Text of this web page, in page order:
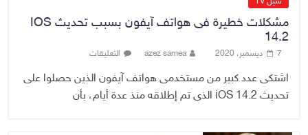
مشكلات خطيرة فى هواتف آيفون بسبب تحديث IOS
14.2
7 ديسمبر، 2020 azez samea التعليقات
اشتكى عدد كبير من مستخدمى هواتف آيفون الذين حصلوا على
تحديث iOS 14.2 الذى تم إطلاقه منذ عدة أيام، بأن